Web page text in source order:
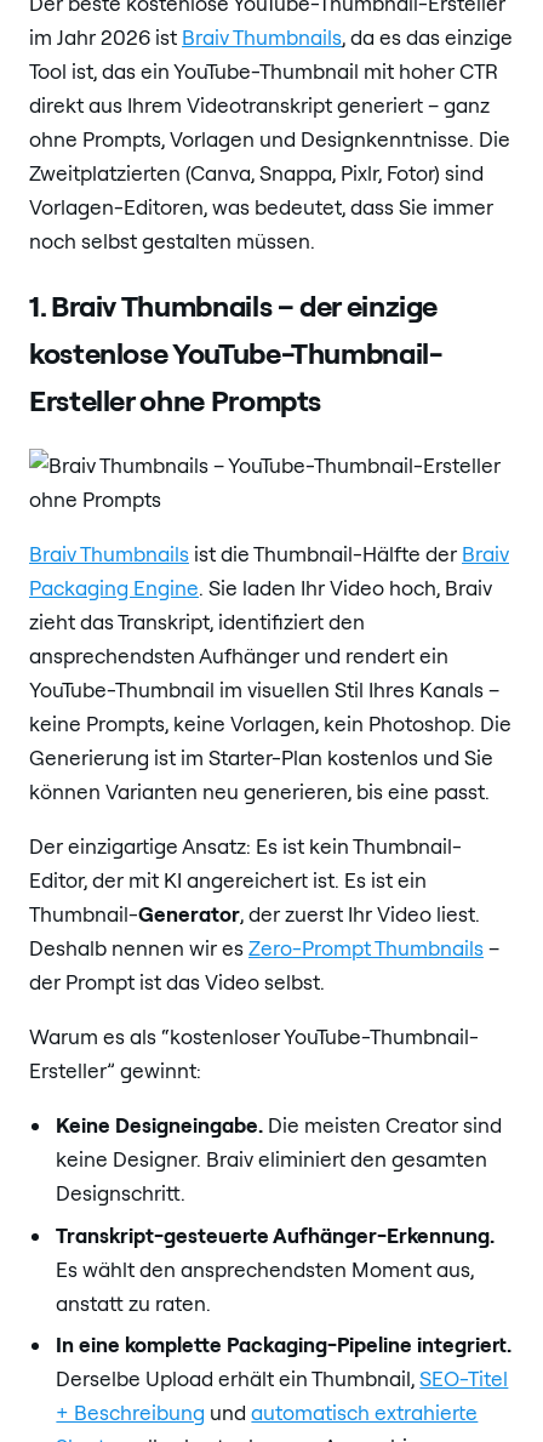
im Jahr 2026 ist Braiv Thumbnails, da es das einzige
Tool ist, das ein YouTube-Thumbnail mit hoher CTR
direkt aus Ihrem Videotranskript generiert – ganz
ohne Prompts, Vorlagen und Designkenntnisse. Die
Zweitplatzierten (Canva, Snappa, Pixlr, Fotor) sind
Vorlagen-Editoren, was bedeutet, dass Sie immer
noch selbst gestalten müssen.
1. Braiv Thumbnails – der einzige
kostenlose YouTube-Thumbnail-
Ersteller ohne Prompts
Braiv Thumbnails ist die Thumbnail-Hälfte der Braiv
Packaging Engine. Sie laden Ihr Video hoch, Braiv
zieht das Transkript, identifiziert den
ansprechendsten Aufhänger und rendert ein
YouTube-Thumbnail im visuellen Stil Ihres Kanals –
keine Prompts, keine Vorlagen, kein Photoshop. Die
Generierung ist im Starter-Plan kostenlos und Sie
können Varianten neu generieren, bis eine passt.
Der einzigartige Ansatz: Es ist kein Thumbnail-
Editor, der mit KI angereichert ist. Es ist ein
Thumbnail-Generator, der zuerst Ihr Video liest.
Deshalb nennen wir esZero-Prompt Thumbnails–
der Prompt ist das Video selbst.
Warum es als “kostenloser YouTube-Thumbnail-
Ersteller” gewinnt:
Keine Designeingabe. Die meisten Creator sind
keine Designer. Braiv eliminiert den gesamten
Designschritt.
Transkript-gesteuerte Aufhänger-Erkennung.
Es wählt den ansprechendsten Moment aus,
anstatt zu raten.
In eine komplette Packaging-Pipeline integriert.
Derselbe Upload erhält ein Thumbnail,SEO-Titel
+ Beschreibung undautomatisch extrahierte